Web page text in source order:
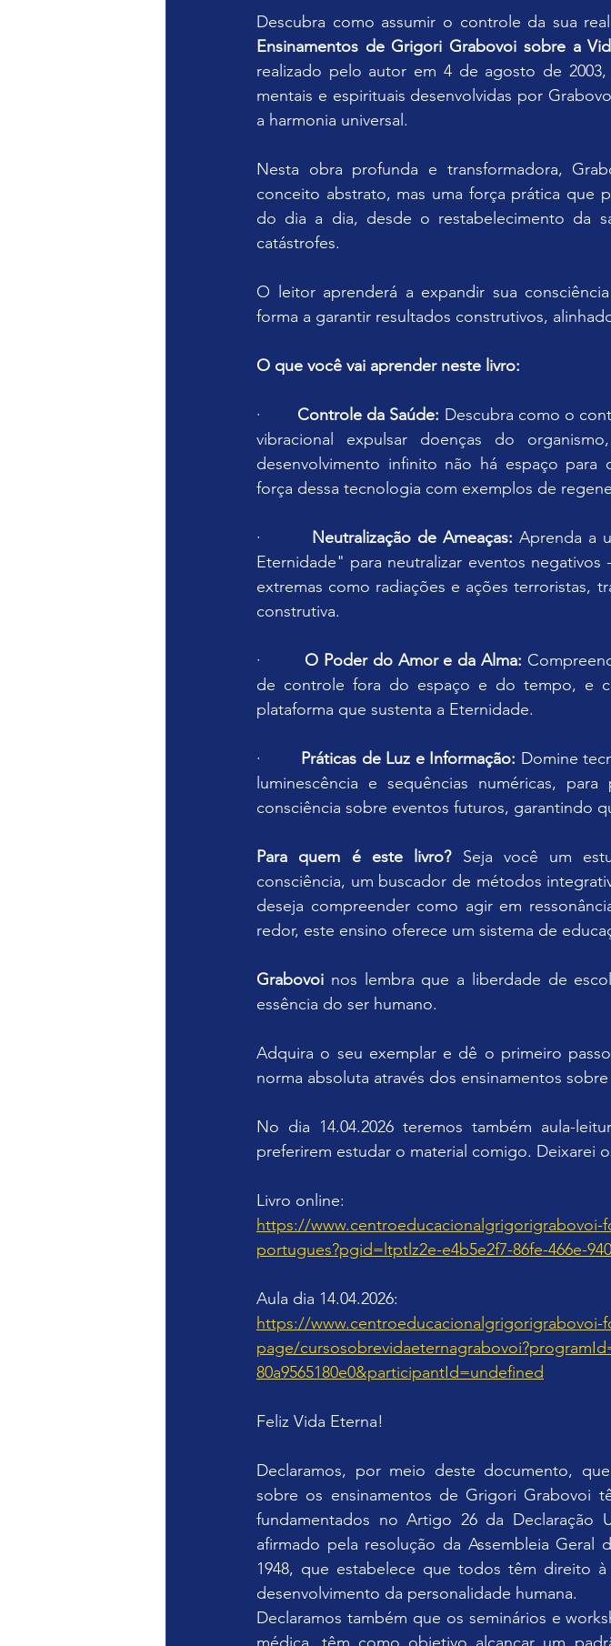
Descubra como assumir o controle da sua
Ensinamentos de Grigori Grabovoi sobre a
realizado pelo autor em 4 de agosto de
mentais e espirituais desenvolvidas por
a harmonia universal.
Nesta obra profunda e transformadora,
conceito abstrato, mas uma força prática que
do dia a dia, desde o restabelecimento da
catástrofes.
O leitor aprenderá a expandir sua
forma a garantir resultados construtivos,
O que você vai aprender neste livro:
· Controle da Saúde: Descubra como o
vibracional expulsar doenças do
desenvolvimento infinito não há espaço
força dessa tecnologia com exemplos de
· Neutralização de Ameaças: Aprenda a
Eternidade" para neutralizar eventos
extremas como radiações e ações terroristas,
construtiva.
· O Poder do Amor e da Alma:
de controle fora do espaço e do tempo, e
plataforma que sustenta a Eternidade.
· Práticas de Luz e Informação: Domine
luminescência e sequências numéricas,
consciência sobre eventos futuros, garantindo
Para quem é este livro? Seja você um
consciência, um buscador de métodos
deseja compreender como agir em
redor, este ensino oferece um sistema de
Grabovoi nos lembra que a liberdade de
essência do ser humano.
Adquira o seu exemplar e dê o primeiro
norma absoluta através dos ensinamentos
No dia 14.04.2026 teremos também aula-
preferirem estudar o material comigo. Deixarei
Livro online:
https://
portugues?pgid=ltptlz2e-e4b5e2f7-86fe-466e-
Aula dia 14.04.2026:
https://www.centroeducacionalgrigorigrabovoi-
page/
80a9565180e0&participantId=undefined
Feliz Vida Eterna!
Declaramos, por meio deste documento,
sobre os ensinamentos de Grigori Grabovoi
fundamentados no Artigo 26 da Declaração
afirmado pela resolução da Assembleia
1948, que estabelece que todos têm direito
desenvolvimento da personalidade humana.
Declaramos também que os seminários e